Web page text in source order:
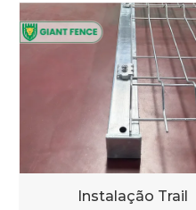
Instalação Trail